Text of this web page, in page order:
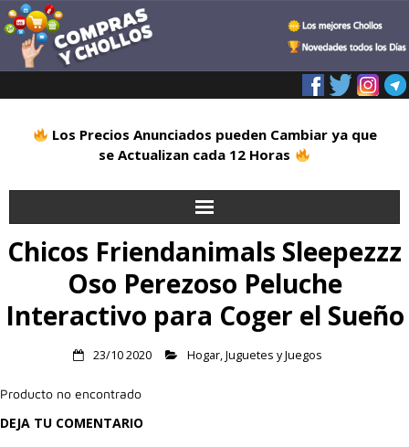
Los Precios Anunciados pueden Cambiar ya que
se Actualizan cada 12 Horas
Inicio
Alimentación
Hogar
Chicos Friendanimals Sleepezzz
Oso Perezoso Peluche
Interactivo para Coger el Sueño
23/10 2020 Hogar,Juguetes y Juegos
Producto no encontrado
DEJA TU COMENTARIO